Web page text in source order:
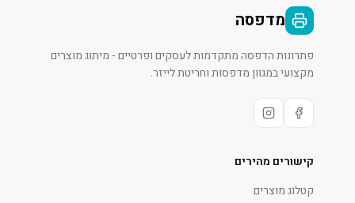
מדפסה
פתרונות הדפסה מתקדמות לעסקים ופרטיים - מיתוג מוצרים
מקצועי במגוון מדפסות וחריטת לייזר.
קישורים מהירים
קטלוג מוצרים